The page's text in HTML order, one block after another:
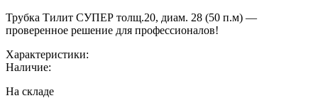
Трубка Тилит СУПЕР толщ.20, диам. 28 (50 п.м) —
проверенное решение для профессионалов!
Характеристики:
Наличие:
На складе